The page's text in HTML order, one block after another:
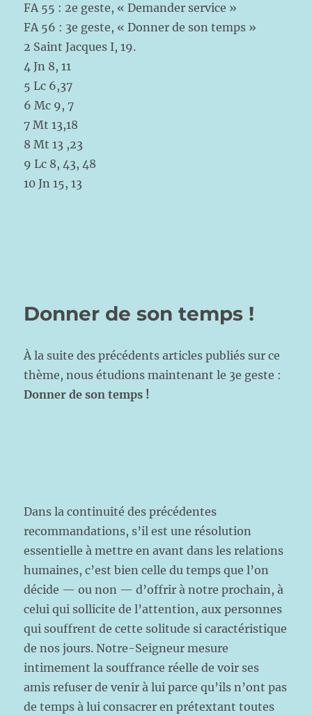
FA 55 : 2e geste, « Demander service »
FA 56 : 3e geste, « Donner de son temps »
2 Saint Jacques I, 19.
4 Jn 8, 11
5 Lc 6,37
6 Mc 9, 7
7 Mt 13,18
8 Mt 13 ,23
9 Lc 8, 43, 48
10 Jn 15, 13
Donner de son temps !
À la suite des précédents articles publiés sur ce
thème, nous étudions maintenant le 3e geste :
Donner de son temps !
Dans la continuité des précédentes
recommandations, s’il est une résolution
essentielle à mettre en avant dans les relations
humaines, c’est bien celle du temps que l’on
décide — ou non — d’offrir à notre prochain, à
celui qui sollicite de l’attention, aux personnes
qui souffrent de cette solitude si caractéristique
de nos jours. Notre-Seigneur mesure
intimement la souffrance réelle de voir ses
amis refuser de venir à lui parce qu’ils n’ont pas
de temps à lui consacrer en prétextant toutes